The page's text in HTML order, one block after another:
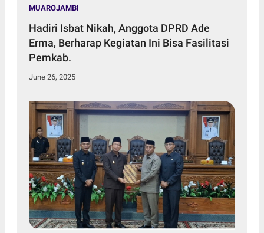
MUAROJAMBI
Hadiri Isbat Nikah, Anggota DPRD Ade
Erma, Berharap Kegiatan Ini Bisa Fasilitasi
Pemkab.
June 26, 2025